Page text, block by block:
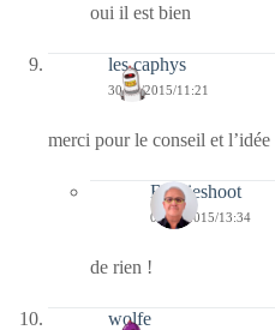
oui il est bien
les caphys
30/04/2015/11:21
merci pour le conseil et l’idée
Bernieshoot
05/05/2015/13:34
de rien !
wolfe